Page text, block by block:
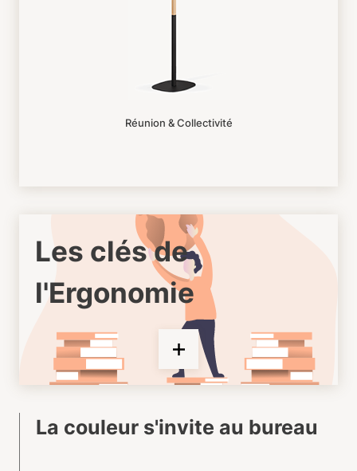
Réunion & Collectivité
Les clés de
l'Ergonomie
La couleur s'invite au bureau